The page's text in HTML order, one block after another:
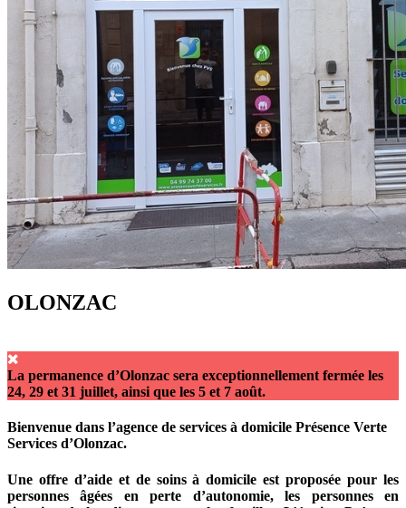
OLONZAC
La permanence d’Olonzac sera exceptionnellement fermée les
24, 29 et 31 juillet, ainsi que les 5 et 7 août.
Bienvenue dans l’agence de services à domicile Présence Verte
Services d’Olonzac.
Une offre d’aide et de soins à domicile est proposée pour les
personnes âgées en perte d’autonomie, les personnes en